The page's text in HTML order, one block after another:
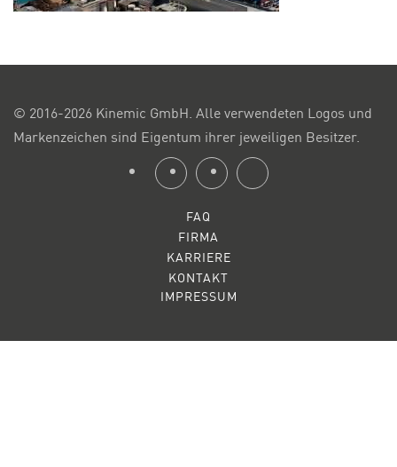
© 2016-2026 Kinemic GmbH. Alle verwendeten Logos und
Markenzeichen sind Eigentum ihrer jeweiligen Besitzer.
FAQ
FIRMA
KARRIERE
KONTAKT
IMPRESSUM